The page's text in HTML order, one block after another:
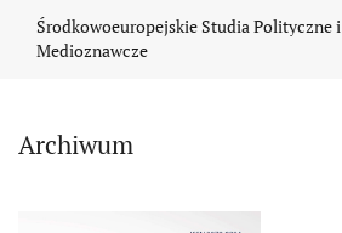
Środkowoeuropejskie Studia Polityczne i
Medioznawcze
Archiwum